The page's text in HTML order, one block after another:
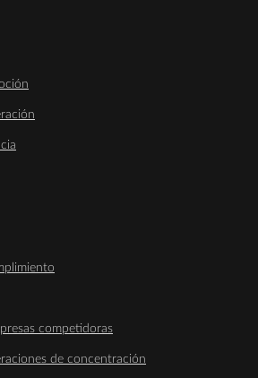
competidoras
de concentración